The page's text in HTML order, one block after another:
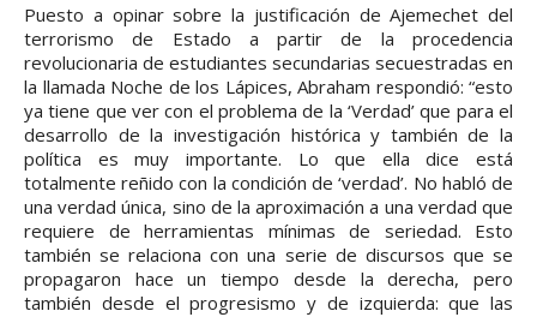
Puesto a opinar sobre la justificación de Ajemechet del
terrorismo de Estado a partir de la procedencia
revolucionaria de estudiantes secundarias secuestradas en
la llamada Noche de los Lápices, Abraham respondió: “esto
ya tiene que ver con el problema de la ‘Verdad’ que para el
desarrollo de la investigación histórica y también de la
política es muy importante. Lo que ella dice está
totalmente reñido con la condición de ‘verdad’. No habló de
una verdad única, sino de la aproximación a una verdad que
requiere de herramientas mínimas de seriedad. Esto
también se relaciona con una serie de discursos que se
propagaron hace un tiempo desde la derecha, pero
también desde el progresismo y de izquierda: que las